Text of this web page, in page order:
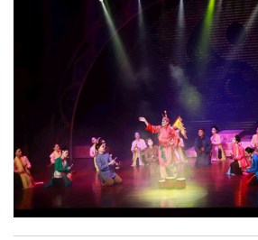
Nhưng trong kỷ nguyên mới, câu hỏi đặt
bao nhiêu di sản, bao nhiêu văn nghệ sĩ,
ức, mà là làm thế nào để những giá trị
phát triển, thành sức mạnh mềm, thành
thành năng lực cạnh tranh của Thủ đô.